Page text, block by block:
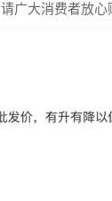
请广大消费者放心